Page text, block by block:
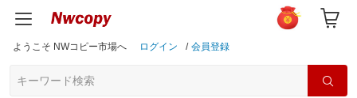
ようこそ NWコピー市場へ ログイン / 会員登録